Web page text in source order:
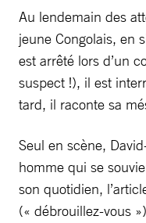
Au lendemain des
jeune Congolais, en
est arrêté lors d’un
suspect !), il est
tard, il raconte sa
Seul en scène,
homme qui se
son quotidien,
(« débrouillez-vous